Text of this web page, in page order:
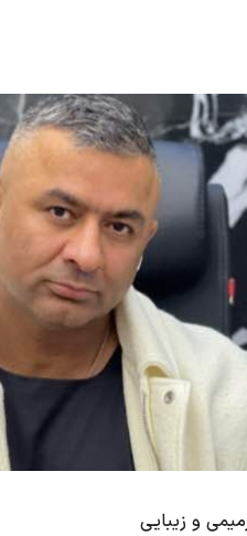
و زیبایی